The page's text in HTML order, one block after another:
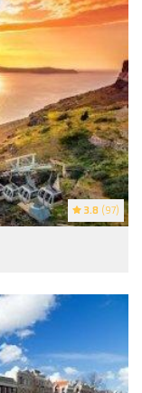
3.8 (97)